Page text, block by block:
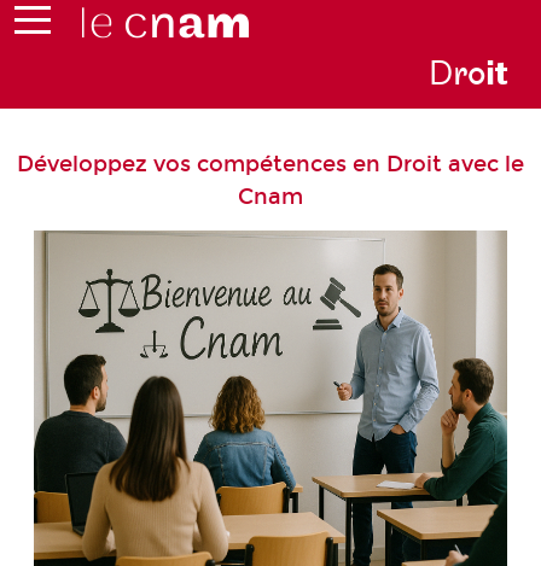
Droit
Développez vos compétences en Droit avec le
Cnam